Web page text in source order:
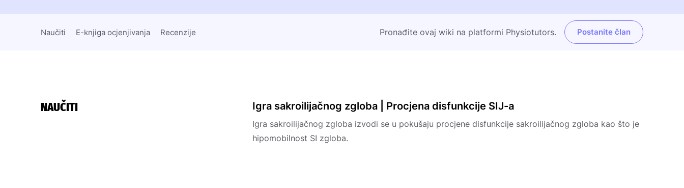
Naučiti E-knjiga ocjenjivanja Recenzije Pronađite ovaj wiki na platformi Physiotutors. Postanite član
NAUČITI Igra sakroilijačnog zgloba | Procjena disfunkcije SIJ-a
Igra sakroilijačnog zgloba izvodi se u pokušaju procjene disfunkcije sakroilijačnog zgloba kao što je
hipomobilnost SI zgloba.